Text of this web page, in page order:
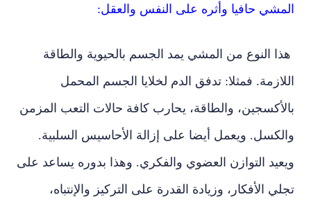
المشي حافيا وأثره على النفس والعقل:
هذا النوع من المشي يمد الجسم بالحيوية والطاقة
اللازمة. فمثلا: تدفق الدم لخلايا الجسم المحمل
بالأكسجين، والطاقة، يحارب كافة حالات التعب المزمن
والكسل. ويعمل أيضا على إزالة الأحاسيس السلبية.
ويعيد التوازن العضوي والفكري. وهذا بدوره يساعد على
تجلي الأفكار، وزيادة القدرة على التركيز والإنتباه،